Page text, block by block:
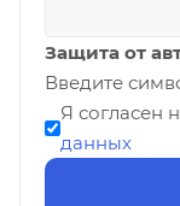
Защита от
Введите
Я согласен
данных